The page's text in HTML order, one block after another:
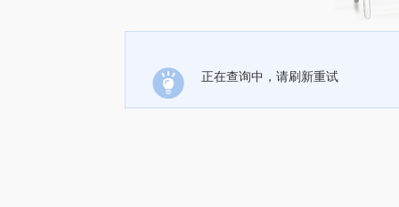
正在查询中，请刷新重试